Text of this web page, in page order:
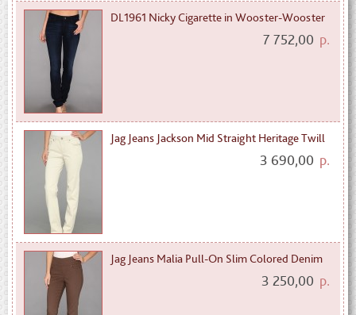
DL1961 Nicky Cigarette in Wooster-Wooster
7 752,00 р.
Jag Jeans Jackson Mid Straight Heritage Twill
3 690,00 р.
Jag Jeans Malia Pull-On Slim Colored Denim
3 250,00 р.